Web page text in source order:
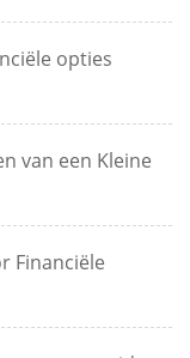
opties
van een Kleine
Financiële